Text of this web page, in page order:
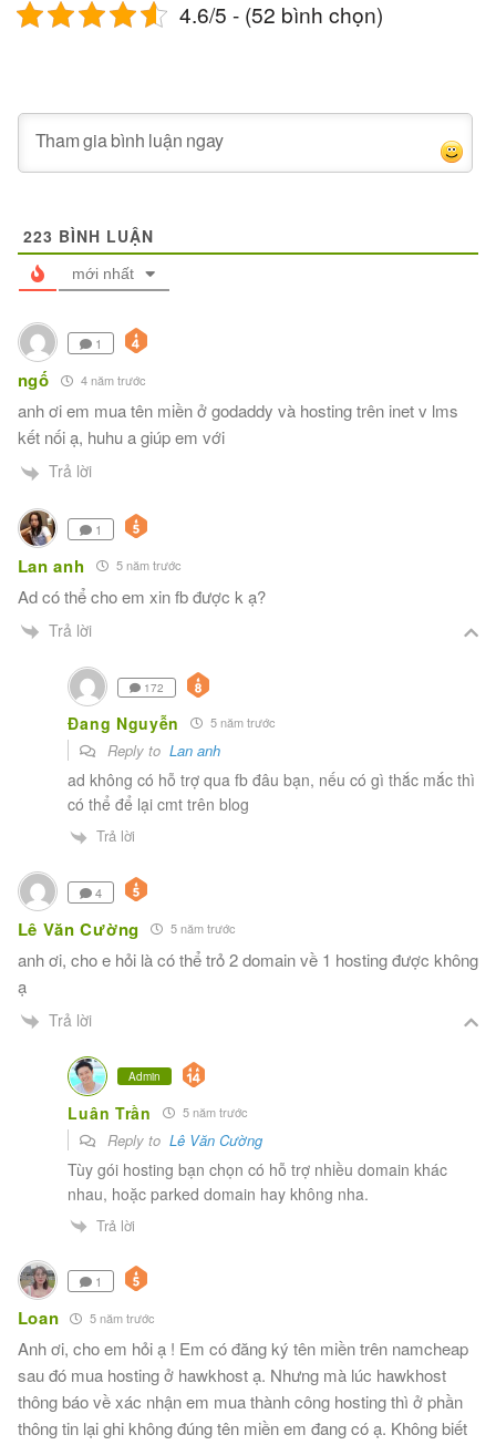
4.6/5 - (52 bình chọn)
223 BÌNH LUẬN
mới nhất
1
ngố 4 năm trước
anh ơi em mua tên miền ở godaddy và hosting trên inet v lms
kết nối ạ, huhu a giúp em với
Trả lời
1
Lan anh 5 năm trước
Ad có thể cho em xin fb được k ạ?
Trả lời
172
Đang Nguyễn 5 năm trước
Reply toLan anh
ad không có hỗ trợ qua fb đâu bạn, nếu có gì thắc mắc thì
có thể để lại cmt trên blog
Trả lời
4
Lê Văn Cường 5 năm trước
anh ơi, cho e hỏi là có thể trỏ 2 domain về 1 hosting được không
ạ
Trả lời
Admin
Luân Trần 5 năm trước
Reply toLê Văn Cường
Tùy gói hosting bạn chọn có hỗ trợ nhiều domain khác
nhau, hoặc parked domain hay không nha.
Trả lời
1
Loan 5 năm trước
Anh ơi, cho em hỏi ạ ! Em có đăng ký tên miền trên namcheap
sau đó mua hosting ở hawkhost ạ. Nhưng mà lúc hawkhost
thông báo về xác nhận em mua thành công hosting thì ở phần
thông tin lại ghi không đúng tên miền em đang có ạ. Không biết